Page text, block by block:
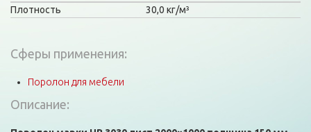
Плотность
30,0 кг/м³
Сферы применения:
Поролон для мебели
Описание: